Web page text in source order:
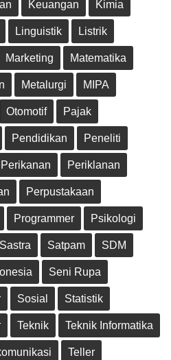
Keuangan Kimia
Linguistik Listrik
Marketing Matematika
Metalurgi MIPA
Otomotif Pajak
Pendidikan Peneliti
Perikanan Periklanan
Perpustakaan
Programmer Psikologi
Sastra Satpam SDM
Seni Rupa
Sosial Statistik
Teknik Teknik Informatika
Teller